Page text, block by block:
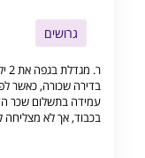
גרושים
בדירה שכורה, כאשר
עמידה בתשלום שכר
בכבוד, אך לא מצליחה